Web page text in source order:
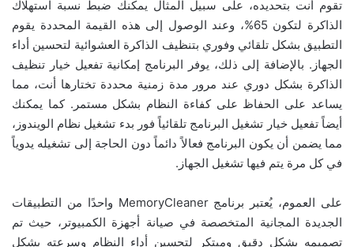
تقوم أنت بتحديده، على سبيل المثال يمكنك ضبط نسبة استهلاك
الذاكرة لتكون 65%، وعند الوصول إلى هذه القيمة المحددة يقوم
التطبيق بشكل تلقائي وفوري بتنظيف الذاكرة العشوائية لتحسين أداء
الجهاز. بالإضافة إلى ذلك، يوفر البرنامج إمكانية تفعيل خيار تنظيف
الذاكرة بشكل دوري عند مرور مدة زمنية محددة تختارها أنت، مما
يساعد على الحفاظ على كفاءة النظام بشكل مستمر. كما يمكنك
أيضاً تفعيل خيار تشغيل البرنامج تلقائياً فور بدء تشغيل نظام الويندوز،
مما يضمن أن يكون البرنامج فعالاً دائماً دون الحاجة إلى تشغيله يدوياً
في كل مرة يتم فيها تشغيل الجهاز.
على العموم، يُعتبر برنامج MemoryCleaner واحدًا من التطبيقات
الجديدة المجانية المتخصصة في صيانة أجهزة الكمبيوتر، حيث تم
تصميمه بشكل دقيق ومبتكر لتحسين أداء النظام وسرعته بشكل